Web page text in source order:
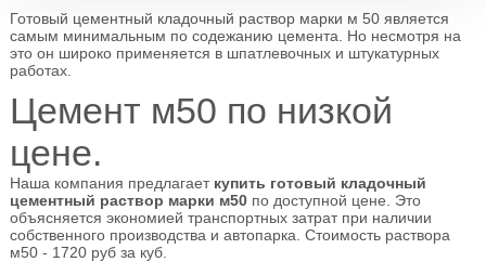
Готовый цементный кладочный раствор марки м 50 является
самым минимальным по содежанию цемента. Но несмотря на
это он широко применяется в шпатлевочных и штукатурных
работах.
Цемент м50 по низкой
цене.
Наша компания предлагает купить готовый кладочный
цементный раствор марки м50по доступной цене. Это
объясняется экономией транспортных затрат при наличии
собственного производства и автопарка. Стоимость раствора
м50 - 1720 руб за куб.